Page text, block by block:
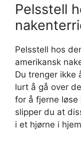
Pelsstell
Pelsstell hos
amerikansk
Du trenger
lurt å gå over
for å fjerne løse
slipper du at
i et hjørne i